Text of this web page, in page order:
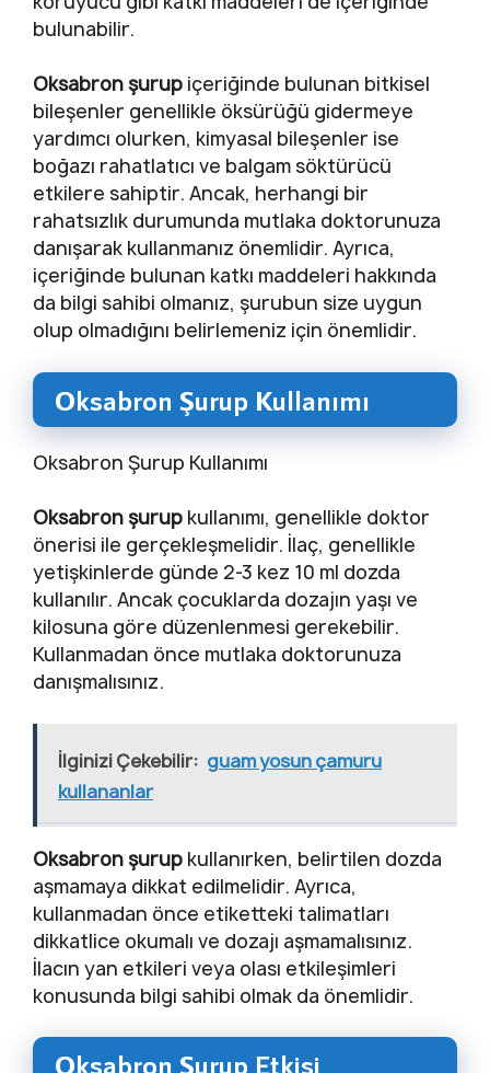
bulunabilir.
Oksabron şurup içeriğinde bulunan bitkisel
bileşenler genellikle öksürüğü gidermeye
yardımcı olurken, kimyasal bileşenler ise
boğazı rahatlatıcı ve balgam söktürücü
etkilere sahiptir. Ancak, herhangi bir
rahatsızlık durumunda mutlaka doktorunuza
danışarak kullanmanız önemlidir. Ayrıca,
içeriğinde bulunan katkı maddeleri hakkında
da bilgi sahibi olmanız, şurubun size uygun
olup olmadığını belirlemeniz için önemlidir.
Oksabron Şurup Kullanımı
Oksabron Şurup Kullanımı
Oksabron şurup kullanımı, genellikle doktor
önerisi ile gerçekleşmelidir. İlaç, genellikle
yetişkinlerde günde 2-3 kez 10 ml dozda
kullanılır. Ancak çocuklarda dozajın yaşı ve
kilosuna göre düzenlenmesi gerekebilir.
Kullanmadan önce mutlaka doktorunuza
danışmalısınız.
İlginizi Çekebilir: guam yosun çamuru
kullananlar
Oksabron şurup kullanırken, belirtilen dozda
aşmamaya dikkat edilmelidir. Ayrıca,
kullanmadan önce etiketteki talimatları
dikkatlice okumalı ve dozajı aşmamalısınız.
İlacın yan etkileri veya olası etkileşimleri
konusunda bilgi sahibi olmak da önemlidir.
Oksabron Şurup Etkisi